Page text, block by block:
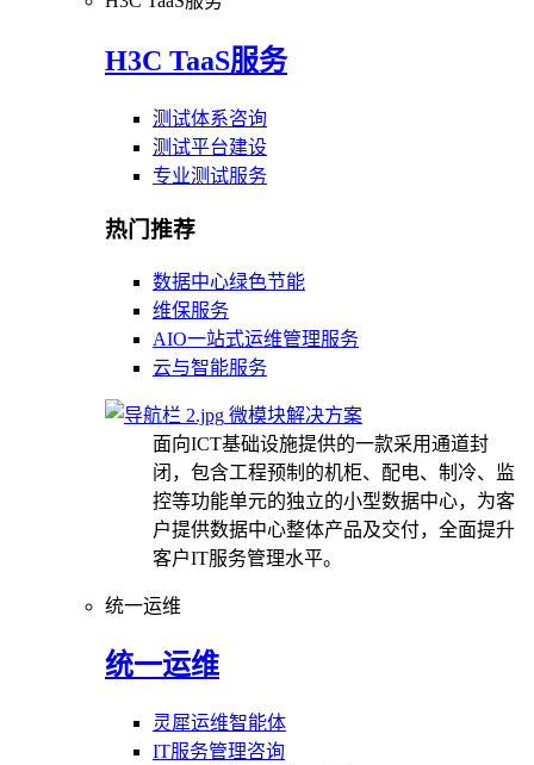
H3C TaaS服务
测试体系咨询
测试平台建设
专业测试服务
热门推荐
数据中心绿色节能
维保服务
AIO一站式运维管理服务
云与智能服务
微模块解决方案
面向ICT基础设施提供的一款采用通道封
闭，包含工程预制的机柜、配电、制冷、监
控等功能单元的独立的小型数据中心，为客
户提供数据中心整体产品及交付，全面提升
客户IT服务管理水平。
统一运维
统一运维
灵犀运维智能体
IT服务管理咨询